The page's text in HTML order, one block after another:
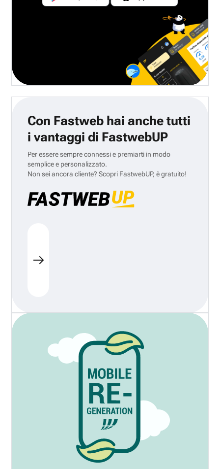
Con Fastweb hai anche tutti
i vantaggi di FastwebUP
Per essere sempre connessi e premiarti in modo
semplice e personalizzato.
Non sei ancora cliente? Scopri FastwebUP, è gratuito!